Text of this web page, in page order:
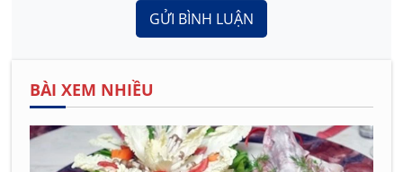
GỬI BÌNH LUẬN
BÀI XEM NHIỀU